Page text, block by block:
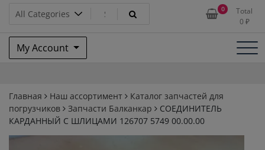
Запчасти для вилочых
погрузчиков и
электротележек Balkancar
0
Total
0 ₽
My Account
Главная Наш ассортимент
Каталог запчастей для
погрузчиков
Запчасти Балканкар
СОЕДИНИТЕЛЬ
КАРДАННЫЙ С ШЛИЦАМИ 126707 5749 00.00.00